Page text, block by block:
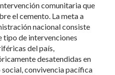
comunitaria que
el cemento. La meta a
nacional consiste
tipo de intervenciones
del país,
desatendidas en
convivencia pacífica